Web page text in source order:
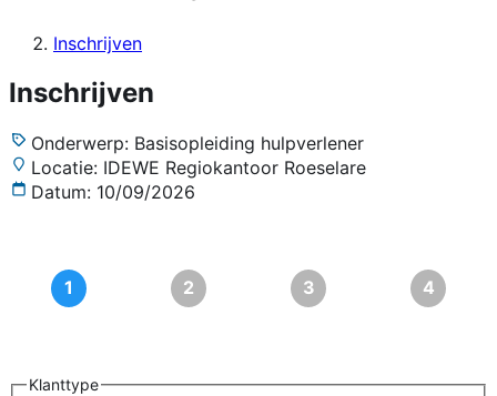
Inschrijven
Inschrijven
Onderwerp: Basisopleiding hulpverlener
Locatie: IDEWE Regiokantoor Roeselare
Datum: 10/09/2026
Klanttype